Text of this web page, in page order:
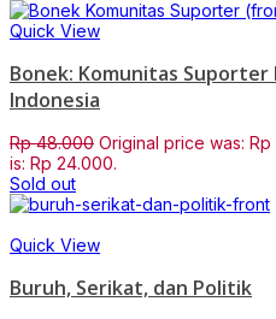
Quick View
Bonek: Komunitas
Indonesia
Rp48.000 Original price was:
is: Rp 24.000.
Sold out
Quick View
Buruh, Serikat, dan Politik